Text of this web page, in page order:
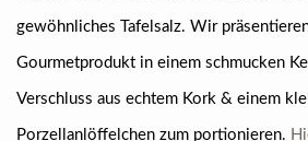
gewöhnliches Tafelsalz. Wir
Gourmetprodukt in einem schmucken
Verschluss aus echtem Kork & einem
Porzellanlöffelchen zum portionieren.